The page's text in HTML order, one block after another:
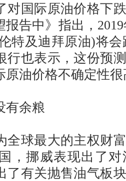
对国际原油价格下
告中》指出，
特及迪拜原油)将会
行也表示，这份预
原油价格不确定性
余粮
球最大的主权财富
，挪威表现出了
了有关抛售油气板